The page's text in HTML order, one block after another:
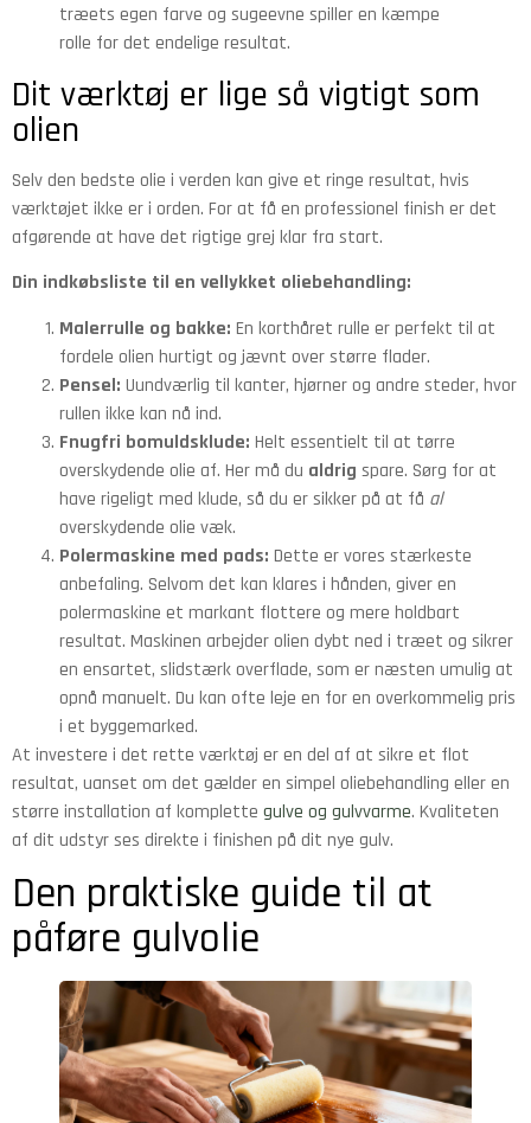
træets egen farve og sugeevne spiller en kæmpe
rolle for det endelige resultat.
Dit værktøj er lige så vigtigt som
olien
Selv den bedste olie i verden kan give et ringe resultat, hvis
værktøjet ikke er i orden. For at få en professionel finish er det
afgørende at have det rigtige grej klar fra start.
Din indkøbsliste til en vellykket oliebehandling:
Malerrulle og bakke: En korthåret rulle er perfekt til at
fordele olien hurtigt og jævnt over større flader.
Pensel: Uundværlig til kanter, hjørner og andre steder, hvor
rullen ikke kan nå ind.
Fnugfri bomuldsklude: Helt essentielt til at tørre
overskydende olie af. Her må du aldrig spare. Sørg for at
have rigeligt med klude, så du er sikker på at få al
overskydende olie væk.
Polermaskine med pads: Dette er vores stærkeste
anbefaling. Selvom det kan klares i hånden, giver en
polermaskine et markant flottere og mere holdbart
resultat. Maskinen arbejder olien dybt ned i træet og sikrer
en ensartet, slidstærk overflade, som er næsten umulig at
opnå manuelt. Du kan ofte leje en for en overkommelig pris
i et byggemarked.
At investere i det rette værktøj er en del af at sikre et flot
resultat, uanset om det gælder en simpel oliebehandling eller en
større installation af komplette gulve og gulvvarme. Kvaliteten
af dit udstyr ses direkte i finishen på dit nye gulv.
Den praktiske guide til at
påføre gulvolie